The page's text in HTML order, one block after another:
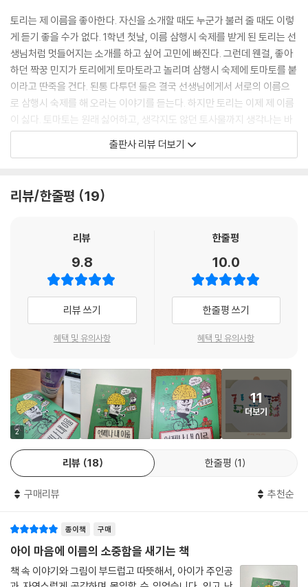
토리는 제 이름을 좋아한다. 자신을 소개할 때도 누군가 불러 줄 때도 이렇
게 듣기 좋을 수가 없다. 1학년 첫날, 이름 삼행시 숙제를 받게 된 토리는 선
생님처럼 멋들어지는 소개를 하고 싶어 고민에 빠진다. 그런데 웬걸, 좋아
하던 짝꿍 민지가 토리에게 토마토라고 놀리며 삼행시 숙제에 토마토를 붙
이라고 딴죽을 건다. 된통 다투던 둘은 결국 선생님에게서 서로의 이름으
로 삼행시 숙제를 해 오라는 이야기를 듣는다. 하지만 토리는 이제 제 이름
이 싫다. 토마토는 원래 싫어하고, 생각지도 않던 토사물까지 생각나는 바
람에 토리는 얼른 이름을 바꾸고 싶어졌다.
건 토마토가 된 날이랍니다. 그러니 토리가 얼마나 속이 상하겠어요. (35
어린이들의 사회생활 시작점인 초등학교에서는 이름에 가까워질 순간이
더더욱 많다. 유치원 때보다 훨씬 더 많은 친구들, 선생님들을 만나며 본인
을 비롯한 여러 사람들의 이름을 하나씩 외워 나가고 제 물건을 잃어버리
지 않게 스스로 표시도 해야 한다. 특히 한글을 깨치며 말놀이를 재미있어
하는 시기인 만큼, 1학년 교실에서는 늘 이름을 두고 벌어지는 에피소드들
쯤 겪어 봤을 별명 소동으로 어린이들의 눈길을 사로잡는다. 그리고 더 나
아가 서로의 이름으로 삼행시를 짓게끔 하며 상대방의 이름이 가진 의미에
대해서도 생각해 볼 기회를 쥐여 준다. 친구들 간의 다툼으로 시작된 사건
은 단순히 이름을 바꾸고 싶다는 데서 그치는 것이 아니라, 이제 막 사회생
활을 시작한 어린이들이 자신 외에도 곁에 있는 대상을 차근차근 알아 갈
수 있도록 이끈다. 『언제나 내 이름』은 이름으로 골머리를 앓아 본 일고여
덟 살 어린이들에게 시기적절한 주제를 콕 집은 이야기이다.
나다운 이름은 내가 지을 거야!
토리는 학교에서 돌아오자마자 엄마에게 무작정 이름을 바꾸고 싶다고 선
언한다. 이름을 바꿔야만 “우주 최강 멋진 이름”으로 숙제를 할 수 있기 때
문에 토리는 마음이 초조하다. 토리의 이름을 짓는 데 할머니가 얼마나 큰
고생을 했는지 말해도 토리는 전혀 들리지 않는다. 그 일화는 토리가 어려
출판사 리뷰 더보기
리뷰/한줄평 19
리뷰
9.8
리뷰 쓰기
혜택 및 유의사항
한줄평
10.0
한줄평 쓰기
혜택 및 유의사항
2
11
더보기
리뷰 18 한줄평 1
구매리뷰 추천순
종이책 구매
아이 마음에 이름의 소중함을 새기는 책
책 속 이야기와 그림이 부드럽고 따뜻해서, 아이가 주인공